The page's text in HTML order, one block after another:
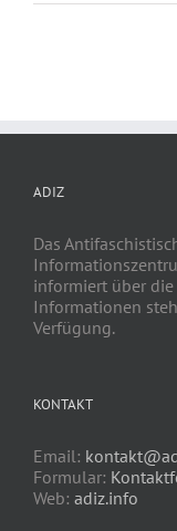
ADIZ
Das
informiert über die
Informationen
Verfügung.
KONTAKT
Email:
Formular:
Web: adiz.info